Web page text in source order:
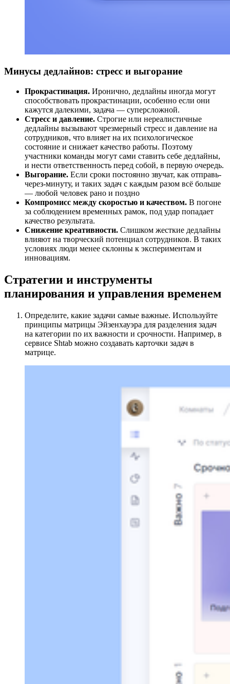
Минусы дедлайнов: стресс и выгорание
Прокрастинация. Иронично, дедлайны иногда могут
способствовать прокрастинации, особенно если они
кажутся далекими, задача — суперсложной.
Стресс и давление. Строгие или нереалистичные
дедлайны вызывают чрезмерный стресс и давление на
сотрудников, что влияет на их психологическое
состояние и снижает качество работы. Поэтому
участники команды могут сами ставить себе дедлайны,
и нести ответственность перед собой, в первую очередь.
Выгорание. Если сроки постоянно звучат, как отправь-
через-минуту, и таких задач с каждым разом всё больше
— любой человек рано и поздно
Компромисс между скоростью и качеством. В погоне
за соблюдением временных рамок, под удар попадает
качество результата.
Снижение креативности. Слишком жесткие дедлайны
влияют на творческий потенциал сотрудников. В таких
условиях люди менее склонны к экспериментам и
инновациям.
Стратегии и инструменты
планирования и управления временем
Определите, какие задачи самые важные. Используйте
принципы матрицы Эйзенхауэра для разделения задач
на категории по их важности и срочности. Например, в
сервисе Shtab можно создавать карточки задач в
матрице.